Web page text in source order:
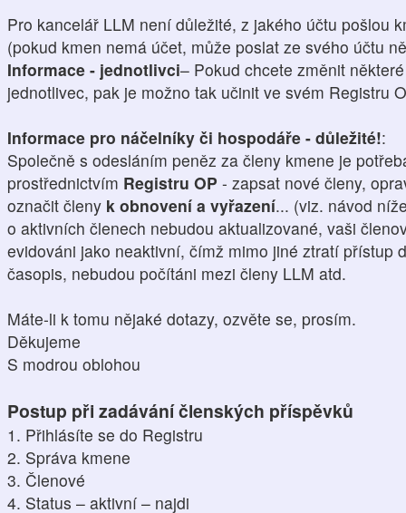
Pro kancelář LLM není důležité, z jakého účtu pošlou
(pokud kmen nemá účet, může poslat ze svého účtu
Informace - jednotlivci– Pokud chcete změnit
jednotlivec, pak je možno tak učinit ve svém Registru
Informace pro náčelníky či hospodáře - důležité!:
Společně s odesláním peněz za členy kmene je
prostřednictvím Registru OP - zapsat nové členy,
označit členy k obnovení a vyřazení... (viz. návod
o aktivních členech nebudou aktualizované, vaši
evidováni jako neaktivní, čímž mimo jiné ztratí přístup
časopis, nebudou počítáni mezi členy LLM atd.
Máte-li k tomu nějaké dotazy, ozvěte se, prosím.
Děkujeme
S modrou oblohou
Postup při zadávání členských příspěvků
1. Přihlásíte se do Registru
2. Správa kmene
3. Členové
4. Status – aktivní – najdi